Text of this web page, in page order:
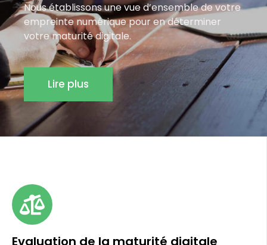
Nous établissons une vue d’ensemble de votre
empreinte numérique pour en déterminer
votre maturité digitale.
Lire plus
Evaluation de la maturité digitale